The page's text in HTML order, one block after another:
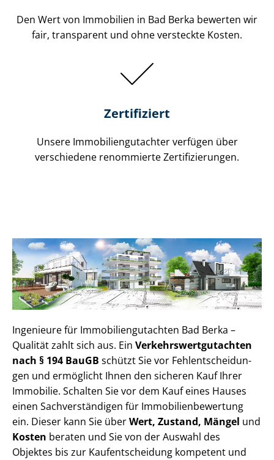
Den Wert von Immobilien in Bad Berka bewerten wir
fair, transparent und ohne versteckte Kosten.
Zertifiziert
Unsere Immobilien­gutachter verfügen über
verschiedene renommierte Zer­ti­fi­zie­run­gen.
Ingenieure für Im­mo­bi­li­en­gut­ach­ten Bad Berka –
Qualität zahlt sich aus. Ein Ver­kehrs­wert­gut­ach­ten
nach § 194 BauGB schützt Sie vor Fehl­ent­schei­dun­
gen und ermöglicht Ihnen den sicheren Kauf Ihrer
Immobilie. Schalten Sie vor dem Kauf eines Hauses
einen Sach­ver­stän­di­gen für Im­mo­bi­li­en­be­wer­tung
ein. Dieser kann Sie überWert, Zustand, Mängel und
Kosten beraten und Sie von der Auswahl des
Objektes bis zur Kauf­ent­schei­dung kompetent und